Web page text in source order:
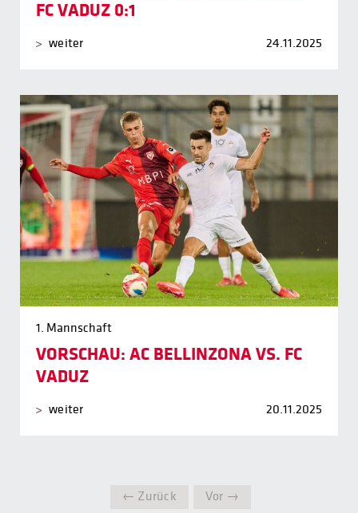
FC VADUZ 0:1
weiter 24.11.2025
1. Mannschaft
VORSCHAU: AC BELLINZONA VS. FC
VADUZ
weiter 20.11.2025
← Zurück Vor →